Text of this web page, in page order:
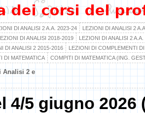
DI ANALISI 2 A.A. 2023-24 LEZIONI DI ANALISI 2
DI ANALISI 2018-2019 LEZIONI DI ANALISI 2
DI ANALISI 2 2015-2016 LEZIONI DI COMPLEMENTI DI
DI MATEMATICA COMPITI DI MATEMATICA (ING.
Analisi 2 e
4/5 giugno